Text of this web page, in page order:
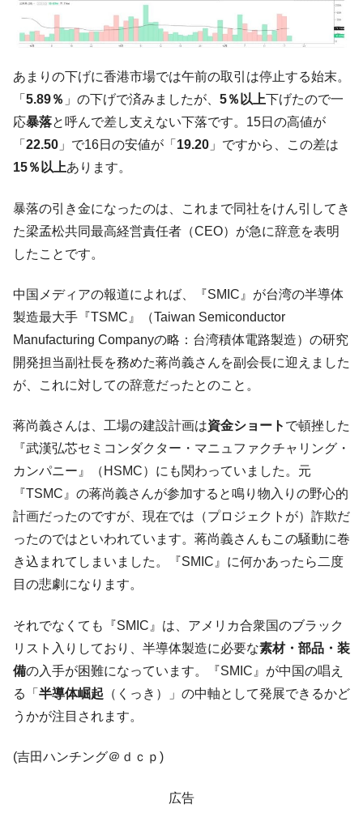
『Money1』
韓国･外為取引量「1日当たり1,214.4億ド
ル」まで拡大 ⇒ 海外資金の動きに強く左右される状態
い「50.5％」に上昇
『Money1』
韓国大統領府ボンクラ政策室長が告発され
た ⇒ 国家が行った恐るべき株価操作であり、空前の国政壟
断
『Money1』
韓国･警察職員が「丸刈りになって抗議活
『Money1』
中国だけが鉄鋼輸出を異常増加させる ⇒ 中
国の過剰生産が世界を蝕む。
『Money1』
【米韓激突案件】韓国消費者院が『クーパ
ン』1人当たり賠償10万ウォンを認定 ⇒ 総額3兆7,000億
韓国で猛暑。南東部では干ばつ
『Money1』
韓国型イージス搭載の次世代駆逐艦
「KDDX」1番艦、2032年竣工と公示
『Money1』
【対日本円】ウォン安が急進！ 日米の協調
に韓国がいっちょがみしたのでは。
『Money1』
韓国政府『BYD』車への補助金を全廃 ⇒ 実
は韓国で『BYD』車は売れている。6カ月で対前年同期比
1.9倍！
く空港に詰めかけ「出て行け！」「極右勢力」のプラカー
ドを掲げる「在韓反米勢力」
『Money1』
韓国政府「2035年までに18.4GW規模のAIデ
『Money1』
JPモルガン「韓国レバレッジETFの清算は
ほぼ終わった」
『Money1』
韓国『国民年金公団』株価暴落で200兆蒸
発。
『Money1』
韓国政府「ニセＫ-ブランドを通報しようキ
あまりの下げに香港市場では午前の取引は停止する始末。
「 5.89％ 」の下げで済みましたが、 5％以上下げたので一
応暴落と呼んで差し支えない下落です。15日の高値が
「 22.50 」で16日の安値が「 19.20 」ですから、この差は
15％以上あります。
暴落の引き金になったのは、これまで同社をけん引してき
た梁孟松共同最高経営責任者（CEO）が急に辞意を表明
したことです。
中国メディアの報道によれば、『SMIC』が台湾の半導体
製造最大手『TSMC』（Taiwan Semiconductor
Manufacturing Companyの略：台湾積体電路製造）の研究
開発担当副社長を務めた蒋尚義さんを副会長に迎えました
が、これに対しての辞意だったとのこと。
蒋尚義さんは、工場の建設計画は資金ショート で頓挫した
『武漢弘芯セミコンダクター・マニュファクチャリング・
カンパニー』（HSMC）にも関わっていました。元
『TSMC』の蒋尚義さんが参加すると鳴り物入りの野心的
計画だったのですが、現在では（プロジェクトが）詐欺だ
ったのではといわれています。蒋尚義さんもこの騒動に巻
き込まれてしまいました。『SMIC』に何かあったら二度
目の悲劇になります。
それでなくても『SMIC』は、アメリカ合衆国のブラック
リスト入りしており、半導体製造に必要な素材・部品・装
備の入手が困難になっています。『SMIC』が中国の唱え
る「 半導体崛起 （くっき）」の中軸として発展できるかど
うかが注目されます。
(吉田ハンチング＠ｄｃｐ)
広告